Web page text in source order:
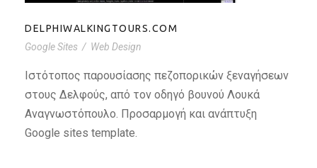
DELPHIWALKINGTOURS.COM
Google Sites / Web Design
Ιστότοπος παρουσίασης πεζοπορικών ξεναγήσεων
στους Δελφούς, από τον οδηγό βουνού Λουκά
Αναγνωστόπουλο. Προσαρμογή και ανάπτυξη
Google sites template.